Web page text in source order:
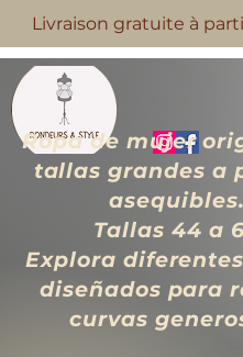
Livraison gratuite à
Ropa de mujer
tallas grandes a
asequibles.
Tallas 44 a
Explora
diseñados para
curvas